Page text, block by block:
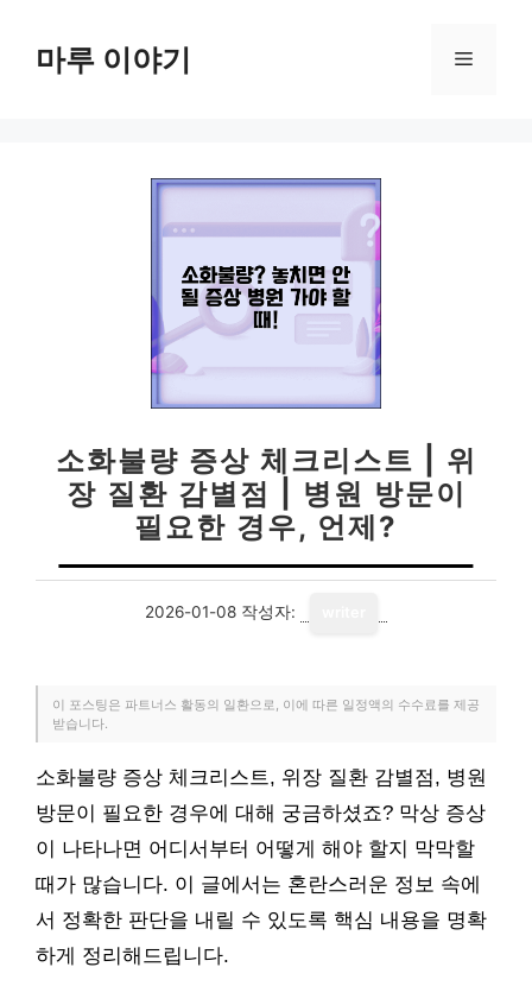
마루 이야기 메
소화불량 증상 체크리스트 | 위
장 질환 감별점 | 병원 방문이
필요한 경우, 언제?
2026-01-08 작성자:
이 포스팅은 파트너스 활동의 일환으로, 이에 따른 일정액의 수수료를 제공
받습니다.
소화불량 증상 체크리스트, 위장 질환 감별점, 병원
방문이 필요한 경우에 대해 궁금하셨죠? 막상 증상
이 나타나면 어디서부터 어떻게 해야 할지 막막할
때가 많습니다. 이 글에서는 혼란스러운 정보 속에
서 정확한 판단을 내릴 수 있도록 핵심 내용을 명확
하게 정리해드립니다.